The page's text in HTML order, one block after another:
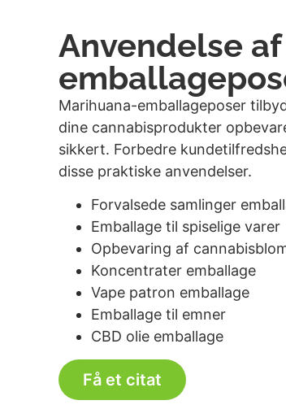
Anvendelse
Marihuana-emballageposer
dine cannabisprodukter
sikkert. Forbedre
disse praktiske anvendelser.
Forvalsede samlinger
Emballage til spiselige varer
Opbevaring af
Koncentrater emballage
Vape patron emballage
Emballage til emner
CBD olie emballage
Få et citat